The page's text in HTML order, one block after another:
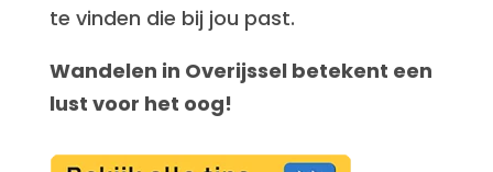
te vinden die bij jou past.
Wandelen in Overijssel betekent een
lust voor het oog!